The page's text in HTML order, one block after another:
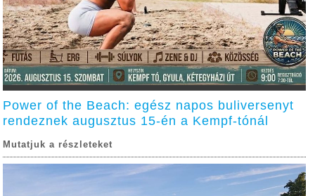
Power of the Beach: egész napos buliversenyt
rendeznek augusztus 15-én a Kempf-tónál
Mutatjuk a részleteket